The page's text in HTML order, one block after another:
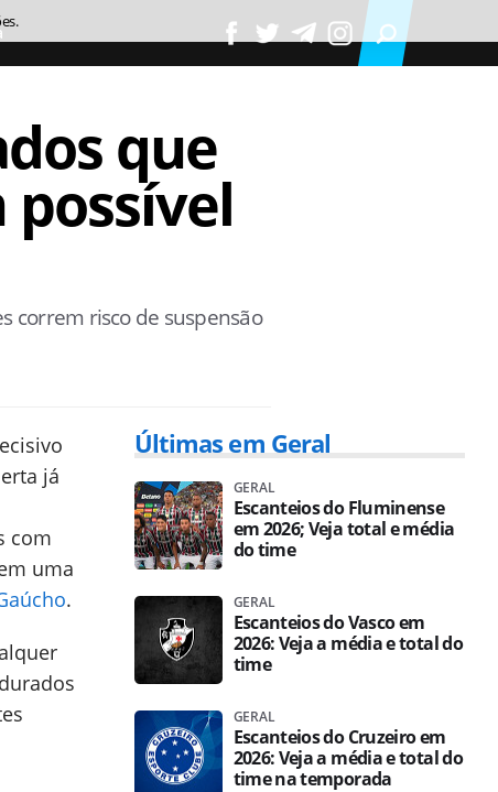
que
correm risco de suspensão
já
com
uma
.
Últimas em Geral
GERAL
Escanteios do Fluminense
em 2026; Veja total e média
do time
GERAL
Escanteios do Vasco em
2026: Veja a média e total do
time
GERAL
Escanteios do Cruzeiro em
2026: Veja a média e total do
time na temporada